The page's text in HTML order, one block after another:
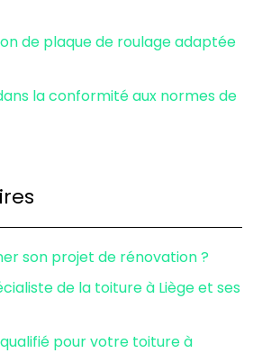
de plaque de roulage adaptée
la conformité aux normes de
son projet de rénovation ?
de la toiture à Liège et ses
pour votre toiture à